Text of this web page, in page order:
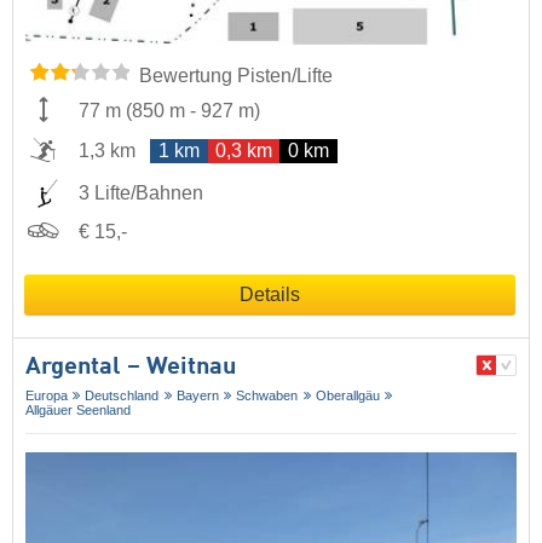
Bewertung Pisten/Lifte
77 m (850 m - 927 m)
1,3 km
1 km 0,3 km 0 km
3 Lifte/Bahnen
€ 15,-
Details
Argental – Weitnau
Europa Deutschland Bayern Schwaben
Oberallgäu
Allgäuer Seenland